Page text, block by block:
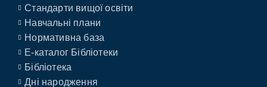
Стандарти вищої освіти
Навчальні плани
Нормативна база
E-каталог Бібліотеки
Бібліотека
Дні народження